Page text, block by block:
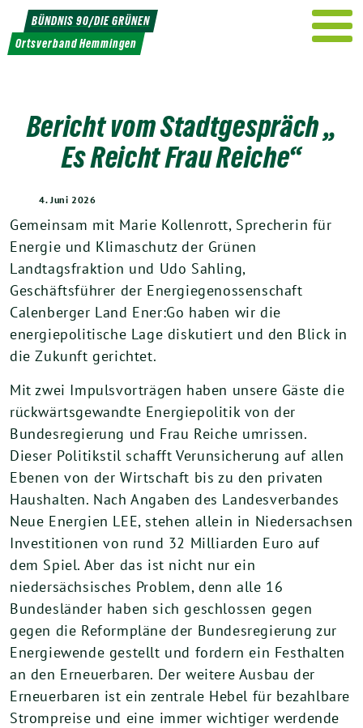
Weiter
zum
Inhalt
BÜNDNIS 90/DIE GRÜNEN
Ortsverband Hemmingen
Bericht vom Stadtgespräch „
Es Reicht Frau Reiche“
4. Juni 2026
Gemeinsam mit Marie Kollenrott, Sprecherin für
Energie und Klimaschutz der Grünen
Landtagsfraktion und Udo Sahling,
Geschäftsführer der Energiegenossenschaft
Calenberger Land Ener:Go haben wir die
energiepolitische Lage diskutiert und den Blick in
die Zukunft gerichtet.
Mit zwei Impulsvorträgen haben unsere Gäste die
rückwärtsgewandte Energiepolitik von der
Bundesregierung und Frau Reiche umrissen.
Dieser Politikstil schafft Verunsicherung auf allen
Ebenen von der Wirtschaft bis zu den privaten
Haushalten. Nach Angaben des Landesverbandes
Neue Energien LEE, stehen allein in Niedersachsen
Investitionen von rund 32 Milliarden Euro auf
dem Spiel. Aber das ist nicht nur ein
niedersächsisches Problem, denn alle 16
Bundesländer haben sich geschlossen gegen
gegen die Reformpläne der Bundesregierung zur
Energiewende gestellt und fordern ein Festhalten
an den Erneuerbaren. Der weitere Ausbau der
Erneuerbaren ist ein zentrale Hebel für bezahlbare
Strompreise und eine immer wichtiger werdende